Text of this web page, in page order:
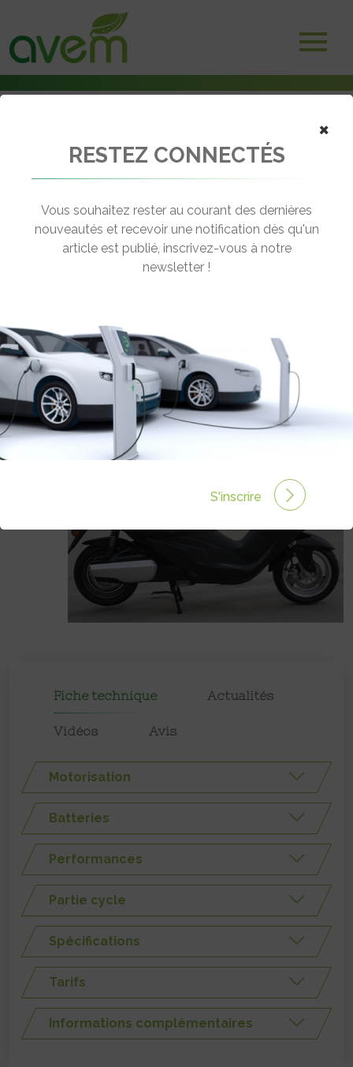
Deux-trois roues électriques
VEPE SPORT 125
[wppr_avg_rating id="41111"]
Autonomie :50 km
Prix :3990€
Fiche technique Actualités
Vidéos Avis
Motorisation
Batteries
Performances
Partie cycle
Spécifications
Tarifs
Informations complémentaires
×
RESTEZ CONNECTÉS
Vous souhaitez rester au courant des dernières
nouveautés et recevoir une notification dès qu'un
article est publié, inscrivez-vous à notre
newsletter !
S'inscrire